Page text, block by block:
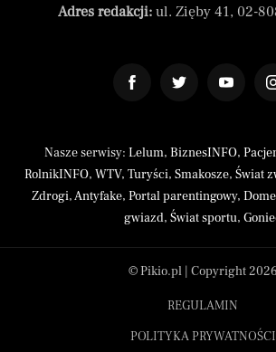
Adres redakcji:ul. Zięby 41, 02-
Nasze serwisy: Lelum, BiznesINFO,
RolnikINFO, WTV, Turyści, Smakosze, Świat
Zdrogi,Antyfake, Portal parentingowy,
gwiazd, Świat sportu,
© Pikio.pl | Copyright 2026
REGULAMIN
POLITYKA PRYWATNOŚCI